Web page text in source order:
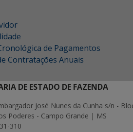
de Pagamentos
Contratações Anuais
DE ESTADO DE FAZENDA
José Nunes da Cunha s/n -
Poderes - Campo Grande | MS
310